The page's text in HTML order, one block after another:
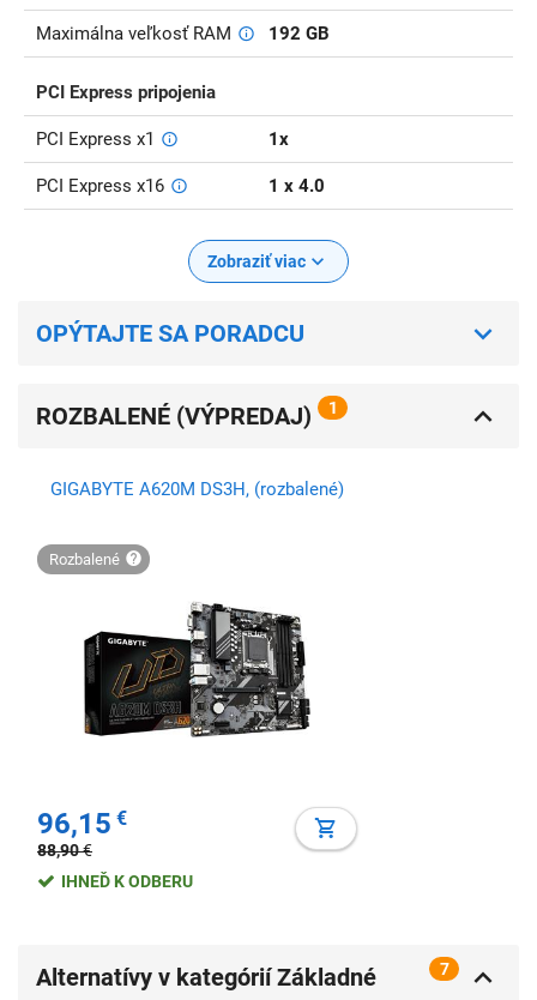
Maximálna veľkosť RAM 192 GB
PCI Express pripojenia
PCI Express x1 1x
PCI Express x16 1 x 4.0
Zobraziť viac
OPÝTAJTE SA PORADCU
ROZBALENÉ (VÝPREDAJ) 1
GIGABYTE A620M DS3H, (rozbalené)
rozbalené
96,15 €
88,90€
IHNEĎ K ODBERU
Alternatívy v kategórií Základné
7